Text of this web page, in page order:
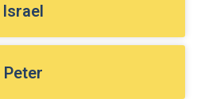
Israel
Peter